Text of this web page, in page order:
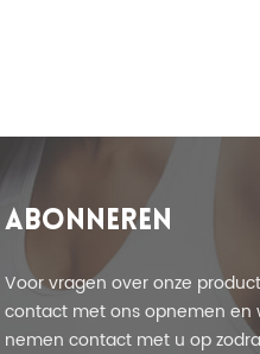
ABONNEREN
Voor vragen over onze
contact met ons opnemen en
nemen contact met u op